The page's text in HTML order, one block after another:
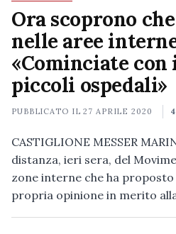
Ora scoprono
nelle aree
«Cominciate
piccoli ospedali»
PUBBLICATO IL27 APRILE 2020
CASTIGLIONE MESSER
distanza, ieri sera, del
zone interne che ha
propria opinione in merito